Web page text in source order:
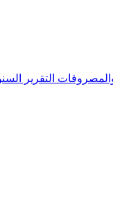
والمصروفات التقرير